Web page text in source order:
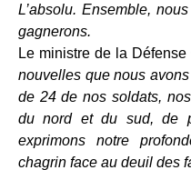
L’absolu. Ensemble,
gagnerons.
Le ministre de la
nouvelles que nous
de 24 de nos soldats,
du nord et du sud, de
exprimons notre
chagrin face au deuil des